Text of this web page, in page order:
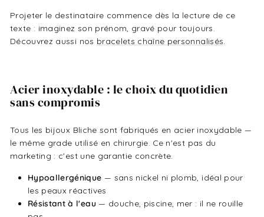
Projeter le destinataire commence dès la lecture de ce
texte : imaginez son prénom, gravé pour toujours.
Découvrez aussi nos bracelets chaîne personnalisés
Acier inoxydable : le choix du quotidien
sans compromis
Tous les bijoux Bliche sont fabriqués en acier inoxydable —
le même grade utilisé en chirurgie. Ce n'est pas du
marketing : c'est une garantie concrète.
Hypoallergénique — sans nickel ni plomb, idéal pour
les peaux réactives
Résistant à l'eau — douche, piscine, mer : il ne rouille